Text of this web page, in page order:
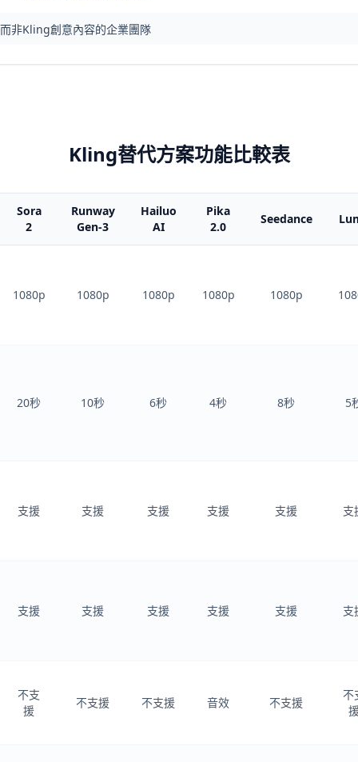
非Kling創意內容的企業團隊
Kling替代方案功能比較表
Sora
2
Runway
Gen-3
Hailuo
AI
Pika
2.0
Seedance
1080p 1080p 1080p 1080p 1080p
20秒 10秒 6秒 4秒 8秒 5
支援 支援 支援 支援 支援 支
支援 支援 支援 支援 支援 支
不支
援
不支援 不支援 音效 不支援
不